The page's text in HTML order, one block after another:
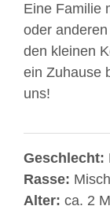
Eine Familie
oder
den kleinen
ein Zuhause
uns!
Geschlecht:
Rasse:
Alter: ca. 2